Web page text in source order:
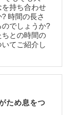
持ち合わせ
時間の長さ
でしょうか?
との時間の
てご紹介し
ため息をつ